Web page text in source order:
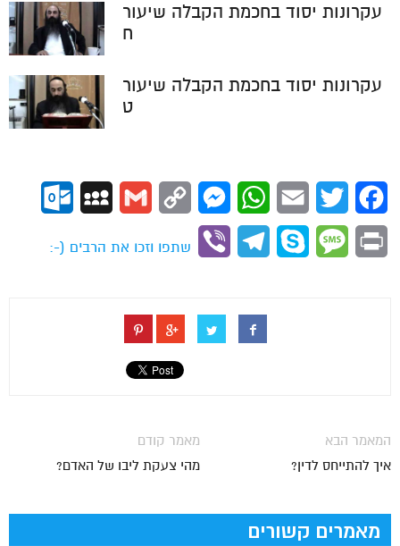
עקרונות יסוד בחכמת הקבלה שיעור
ח
עקרונות יסוד בחכמת הקבלה שיעור
ט
Facebook
Twitter
Email
WhatsApp
Messenger
Copy
Gmail
MySpace
Print
Message
Skype
Telegram
Viber
שתפו וזכו את הרבים (-:
מאמר קודם
מהי צעקת ליבו של האדם?
המאמר הבא
איך להתייחס לדין?
מאמרים קשורים